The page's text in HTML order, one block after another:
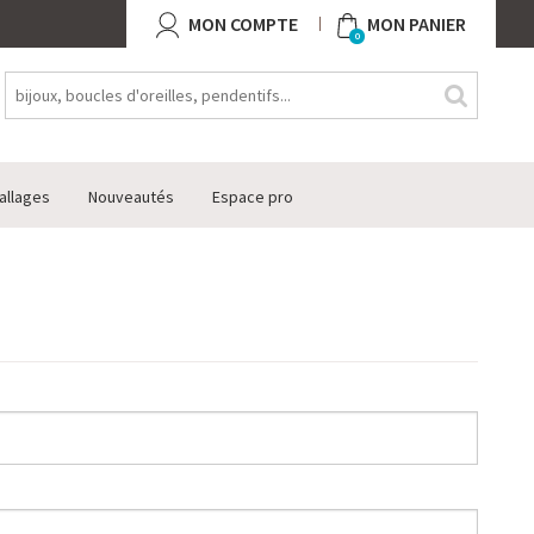
MON COMPTE 0 MON PANIER
Nouveautés Espace pro